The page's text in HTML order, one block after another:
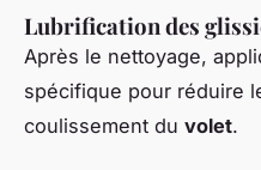
Lubrification des
Après le nettoyage,
spécifique pour réduire
coulissement du volet.